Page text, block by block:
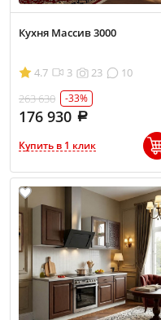
Кухня Массив 3000
4.7 3 23
10
263 630
-33%
176 930
Купить в 1 клик